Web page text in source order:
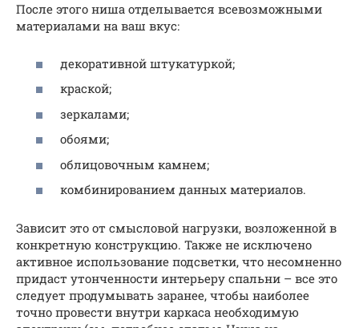
После этого ниша отделывается всевозможными
материалами на ваш вкус:
декоративной штукатуркой;
краской;
зеркалами;
обоями;
облицовочным камнем;
комбинированием данных материалов.
Зависит это от смысловой нагрузки, возложенной в
конкретную конструкцию. Также не исключено
активное использование подсветки, что несомненно
придаст утонченности интерьеру спальни – все это
следует продумывать заранее, чтобы наиболее
точно провести внутри каркаса необходимую